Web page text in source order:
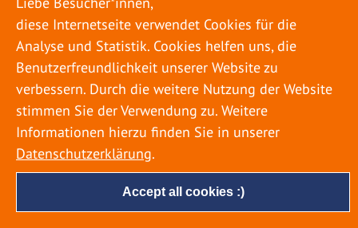
Egal ob Sommer oder Winter: Alle Menschen
genießen ihren Urlaub. Dabei zieht es die Einen
weiter weg, die Anderen bleiben dann doch
lieber in der Heimat. Wenn Sie für eine längere
Zeit wegfahren möchten, gibt es einige Dinge zu
beachten, damit nicht anschließend eine böse
Überraschung auf Sie wartet. Um einen
möglichst entspannten Urlaub zu […]
Accept all cookies :)
diese Internetseite verwendet Cookies für die
Analyse und Statistik. Cookies helfen uns, die
Benutzerfreundlichkeit unserer Website zu
verbessern. Durch die weitere Nutzung der Website
stimmen Sie der Verwendung zu. Weitere
Informationen hierzu finden Sie in unserer
Datenschutzerklärung.